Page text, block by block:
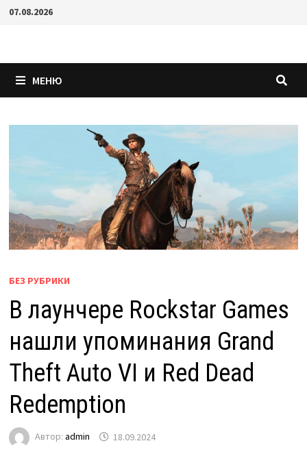
Перейти
07.08.2026
МЕНЮ
БЕЗ РУБРИКИ
В лаунчере Rockstar Games
нашли упоминания Grand
Theft Auto VI и Red Dead
Redemption
Автор: admin 18.09.2024